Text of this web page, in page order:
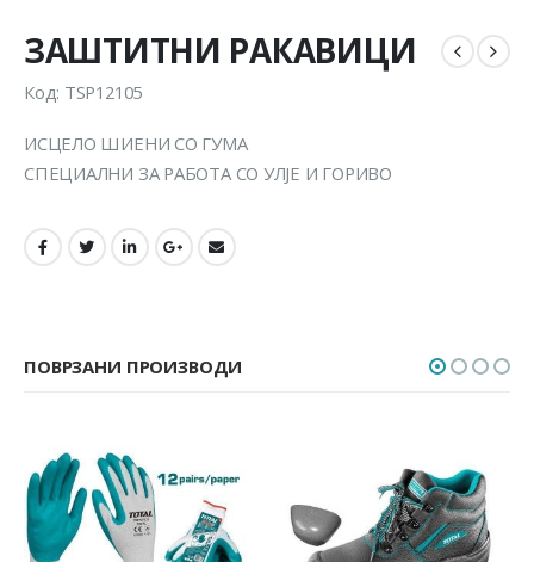
ЗАШТИТНИ РАКАВИЦИ
Код: TSP12105
ИСЦЕЛО ШИЕНИ СО ГУМА
СПЕЦИАЛНИ ЗА РАБОТА СО УЛЈЕ И ГОРИВО
ПОВРЗАНИ ПРОИЗВОДИ